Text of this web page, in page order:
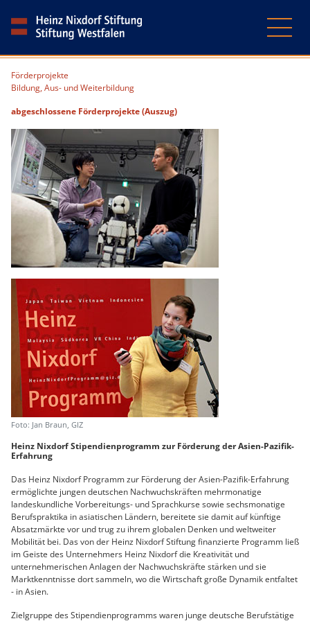
Förderprojekte
Bildung, Aus- und Weiterbildung
abgeschlossene Förderprojekte (Auszug)
Foto: Jan Braun, GIZ
Heinz Nixdorf Stipendienprogramm zur Förderung der Asien-Pazifik-
Erfahrung
Das Heinz Nixdorf Programm zur Förderung der Asien-Pazifik-Erfahrung
ermöglichte jungen deutschen Nachwuchskräften mehrmonatige
landeskundliche Vorbereitungs- und Sprachkurse sowie sechsmonatige
Berufspraktika in asiatischen Ländern, bereitete sie damit auf künftige
Absatzmärkte vor und trug zu ihrem globalen Denken und weltweiter
Mobilität bei. Das von der Heinz Nixdorf Stiftung finanzierte Programm ließ
im Geiste des Unternehmers Heinz Nixdorf die Kreativität und
unternehmerischen Anlagen der Nachwuchskräfte stärken und sie
Marktkenntnisse dort sammeln, wo die Wirtschaft große Dynamik entfaltet
- in Asien.
Zielgruppe des Stipendienprogramms waren junge deutsche Berufstätige